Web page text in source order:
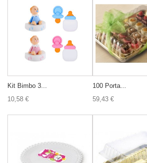
Kit Bimbo 3...
10,58 €
100 Porta...
59,43 €